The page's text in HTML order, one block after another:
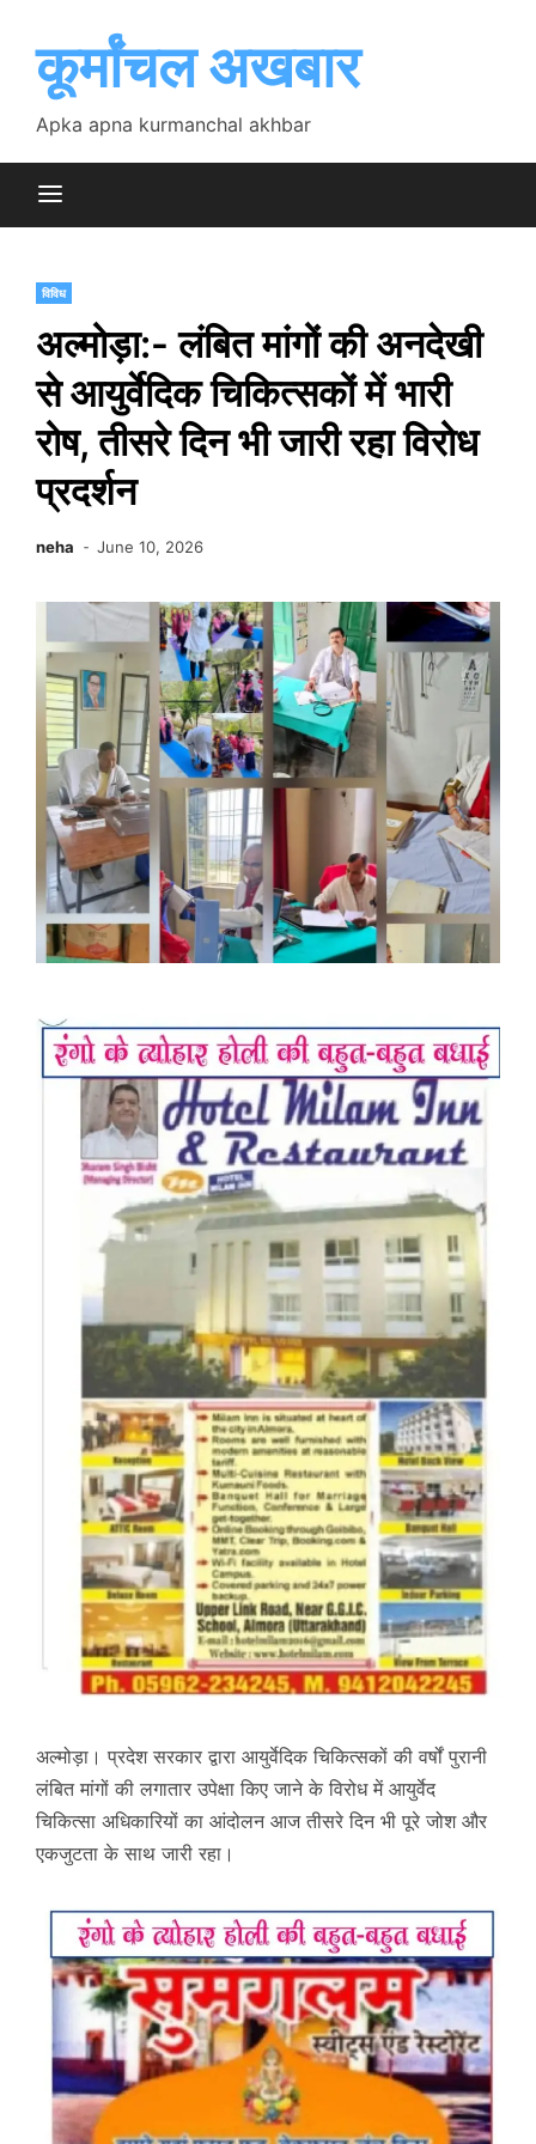
contentकूर्मांचल अखबार
Apka apna kurmanchal akhbar
विविध
अल्मोड़ा:- लंबित मांगों की अनदेखी
से आयुर्वेदिक चिकित्सकों में भारी
रोष, तीसरे दिन भी जारी रहा विरोध
प्रदर्शन
neha June 10, 2026
अल्मोड़ा। प्रदेश सरकार द्वारा आयुर्वेदिक चिकित्सकों की वर्षों पुरानी
लंबित मांगों की लगातार उपेक्षा किए जाने के विरोध में आयुर्वेद
चिकित्सा अधिकारियों का आंदोलन आज तीसरे दिन भी पूरे जोश और
एकजुटता के साथ जारी रहा।